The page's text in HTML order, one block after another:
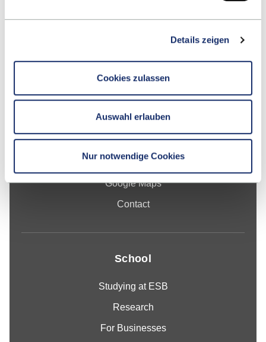
Details zeigen
Cookies zulassen
Auswahl erlauben
Nur notwendige Cookies
Contact
Hochschule Reutlingen
Alteburgstraße 150
72762 Reutlingen
-
Google Maps
Contact
School
Studying at ESB
Research
For Businesses